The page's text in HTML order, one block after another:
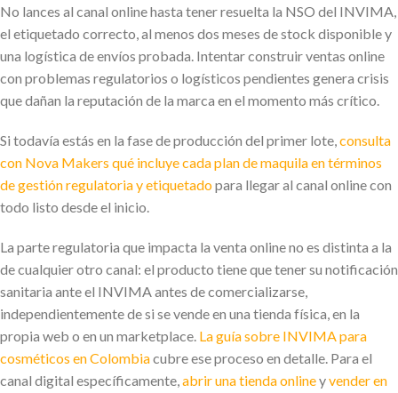
No lances al canal online hasta tener resuelta la NSO del INVIMA,
el etiquetado correcto, al menos dos meses de stock disponible y
una logística de envíos probada. Intentar construir ventas online
con problemas regulatorios o logísticos pendientes genera crisis
que dañan la reputación de la marca en el momento más crítico.
Si todavía estás en la fase de producción del primer lote,consulta
con Nova Makers qué incluye cada plan de maquila en términos
de gestión regulatoria y etiquetadopara llegar al canal online con
todo listo desde el inicio.
La parte regulatoria que impacta la venta online no es distinta a la
de cualquier otro canal: el producto tiene que tener su notificación
sanitaria ante el INVIMA antes de comercializarse,
independientemente de si se vende en una tienda física, en la
propia web o en un marketplace. La guía sobre INVIMA para
cosméticos en Colombiacubre ese proceso en detalle. Para el
canal digital específicamente,abrir una tienda onlineyvender en